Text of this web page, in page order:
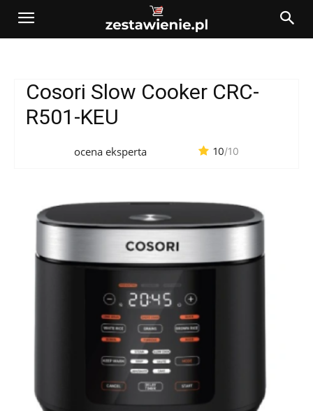
Cosori Slow Cooker CRC-
R501-KEU
ocena eksperta 10/10